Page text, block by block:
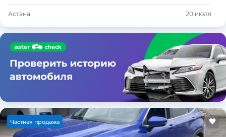
Астана 20 июля
Частная продажа